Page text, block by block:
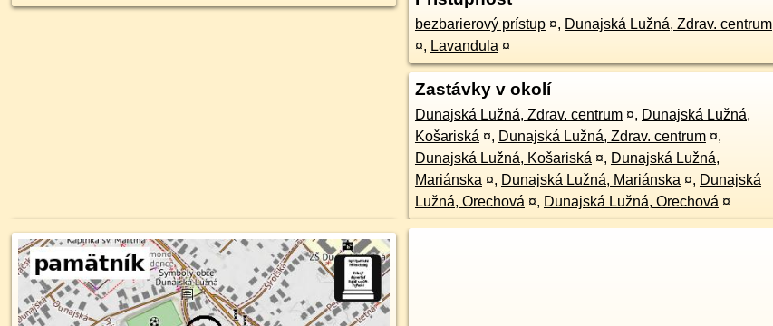
bezbarierový prístup ¤, Dunajská Lužná, Zdrav. centrum
¤, Lavandula ¤
Zastávky v okolí
Dunajská Lužná, Zdrav. centrum ¤, Dunajská Lužná,
Košariská ¤, Dunajská Lužná, Zdrav. centrum ¤,
Dunajská Lužná, Košariská ¤, Dunajská Lužná,
Mariánska ¤, Dunajská Lužná, Mariánska ¤, Dunajská
Lužná, Orechová ¤, Dunajská Lužná, Orechová ¤